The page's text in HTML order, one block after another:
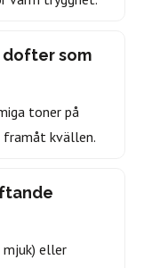
dofter som
toner på
framåt kvällen.
mjuk) eller